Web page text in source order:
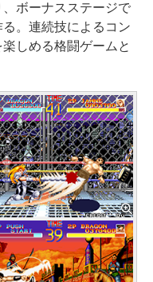
、ボーナスステージで
。連続技によるコン
しめる格闘ゲームと